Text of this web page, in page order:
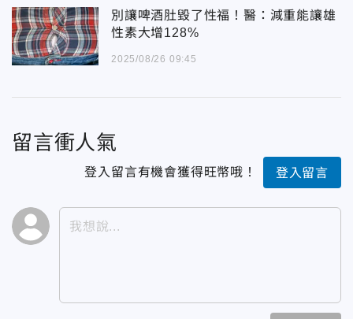
別讓啤酒肚毀了性福！醫：減重能讓雄
性素大增128%
2025/08/26 09:45
留言衝人氣
登入留言有機會獲得旺幣哦！ 登入留言